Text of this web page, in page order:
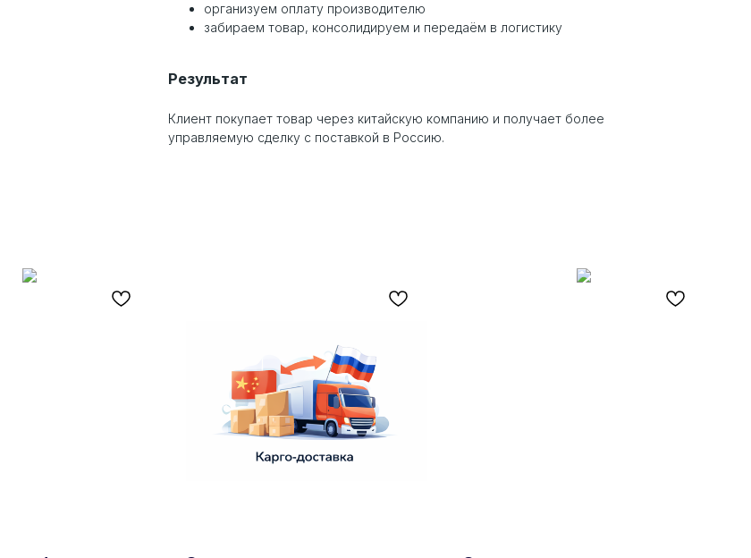
организуем оплату производителю
забираем товар, консолидируем и передаём в логистику
Результат
Клиент покупает товар через китайскую компанию и получает более
управляемую сделку с поставкой в Россию.